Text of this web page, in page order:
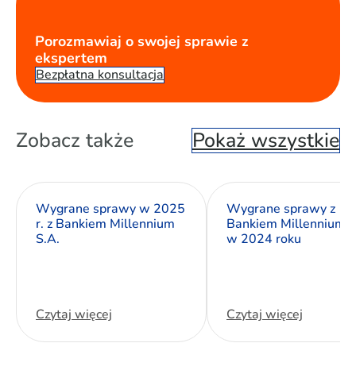
Porozmawiaj o swojej sprawie z
ekspertem
Bezpłatna konsultacja
Zobacz także Pokaż wszystkie
Wygrane sprawy w 2025
r. z Bankiem Millennium
S.A.
Czytaj więcej
Wygrane sprawy z
Bankiem Millennium
w 2024 roku
Czytaj więcej